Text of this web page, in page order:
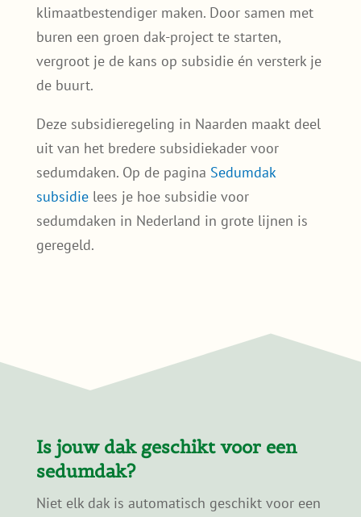
klimaatbestendiger maken. Door samen met
buren een groen dak-project te starten,
vergroot je de kans op subsidie én versterk je
de buurt.
Deze subsidieregeling in Naarden maakt deel
uit van het bredere subsidiekader voor
sedumdaken. Op de pagina Sedumdak
subsidielees je hoe subsidie voor
sedumdaken in Nederland in grote lijnen is
geregeld.
Is jouw dak geschikt voor een
sedumdak?
Niet elk dak is automatisch geschikt voor een